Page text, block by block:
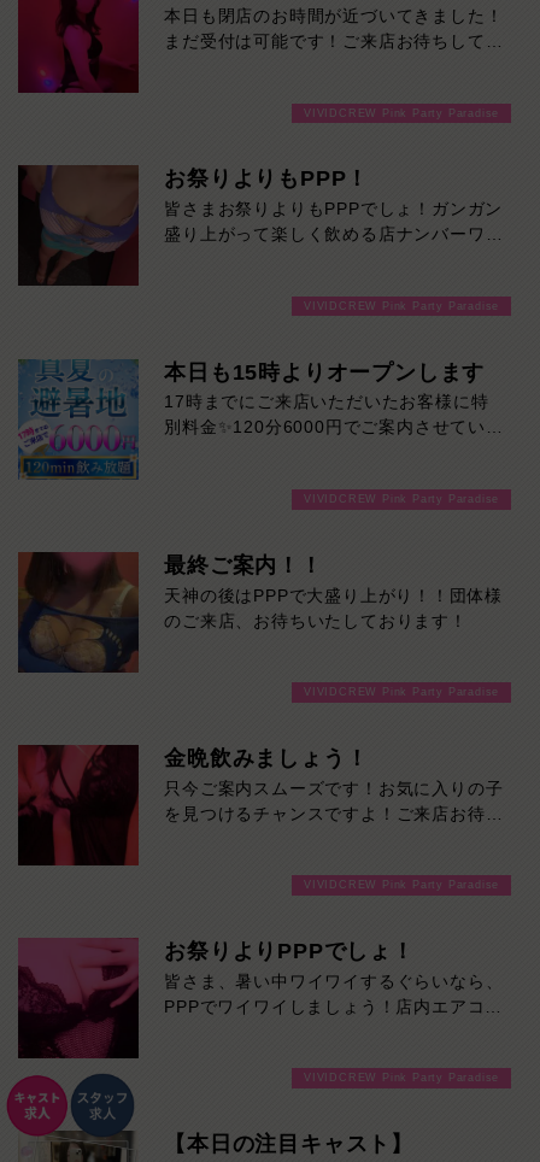
本日も閉店のお時間が近づいてきました！
まだ受付は可能です！ご来店お待ちしてお
VIVIDCREW Pink Party Paradise
お祭りよりもPPP！
皆さまお祭りよりもPPPでしょ！ガンガン
盛り上がって楽しく飲める店ナンバーワン
VIVIDCREW Pink Party Paradise
本日も15時よりオープンします
17時までにご来店いただいたお客様に特
別料金✨120分6000円でご案内させていた
VIVIDCREW Pink Party Paradise
最終ご案内！！
天神の後はPPPで大盛り上がり！！団体様
のご来店、お待ちいたしております！
VIVIDCREW Pink Party Paradise
金晩飲みましょう！
只今ご案内スムーズです！お気に入りの子
を見つけるチャンスですよ！ご来店お待ち
VIVIDCREW Pink Party Paradise
お祭りよりPPPでしょ！
皆さま、暑い中ワイワイするぐらいなら、
PPPでワイワイしましょう！店内エアコン
VIVIDCREW Pink Party Paradise
【本日の注目キャスト】